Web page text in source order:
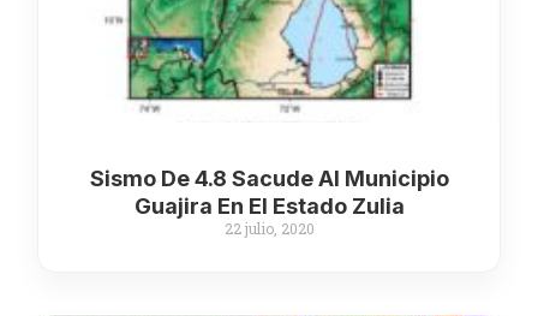
Sismo De 4.8 Sacude Al Municipio
Guajira En El Estado Zulia
22 julio, 2020